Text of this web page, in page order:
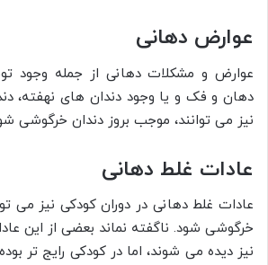
عوارض دهانی
عوارض و مشکلات دهانی از جمله وجود
دهان و فک و یا وجود دندان های نهفته،
نیز می توانند، موجب بروز دندان خرگوشی
عادات غلط دهانی
عادات غلط دهانی در دوران کودکی نیز می
خرگوشی شود. ناگفته نماند بعضی از این
نیز دیده می شوند، اما در کودکی رایج تر